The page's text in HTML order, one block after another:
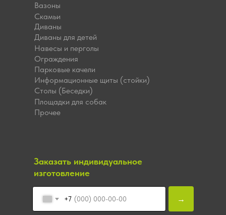
Заказать индивидуальное
изготовление
+7 →
Вазоны
Диваны
Диваны для детей
Информационные щиты (стойки)
Ограждения
Парковые качели
Площадки для собак
Прочее
Скамьи
Навесы и перголы
Столы (Беседки)